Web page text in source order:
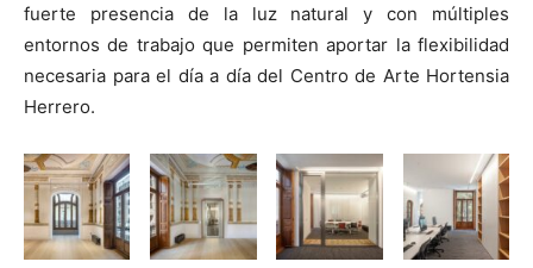
fuerte presencia de la luz natural y con múltiples
entornos de trabajo que permiten aportar la flexibilidad
necesaria para el día a día del Centro de Arte Hortensia
Herrero.